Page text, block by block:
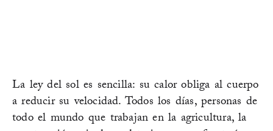
La ley del sol es sencilla: su calor obliga al cuerpo
a reducir su velocidad. Todos los días, personas de
todo el mundo que trabajan en la agricultura, la